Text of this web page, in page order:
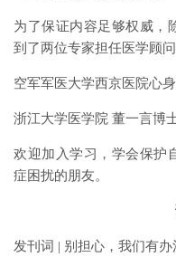
为了保证内容足够权威，
到了两位专家担任医学顾
空军军医大学西京医院心
浙江大学医学院 董一言博
欢迎加入学习，学会保护
症困扰的朋友。
发刊词 | 别担心，我们有办